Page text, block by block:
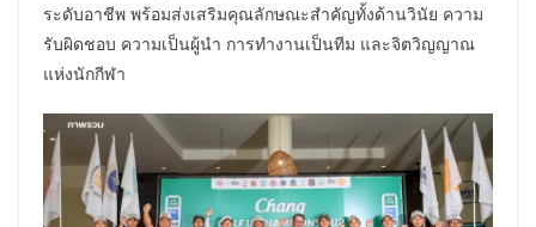
ระดับอาชีพ พร้อมส่งเสริมคุณลักษณะสำคัญทั้งด้านวินัย ความ
รับผิดชอบ ความเป็นผู้นำ การทำงานเป็นทีม และจิตวิญญาณ
แห่งนักกีฬา